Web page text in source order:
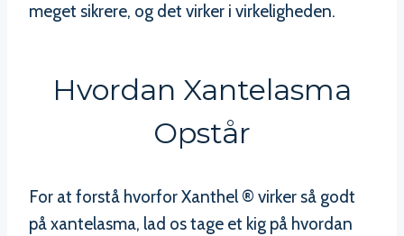
meget sikrere, og det virker i virkeligheden.
Hvordan Xantelasma
Opstår
For at forstå hvorfor Xanthel ® virker så godt
på xantelasma, lad os tage et kig på hvordan